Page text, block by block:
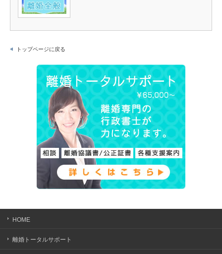
トップページに戻る
HOME
離婚トータルサポート